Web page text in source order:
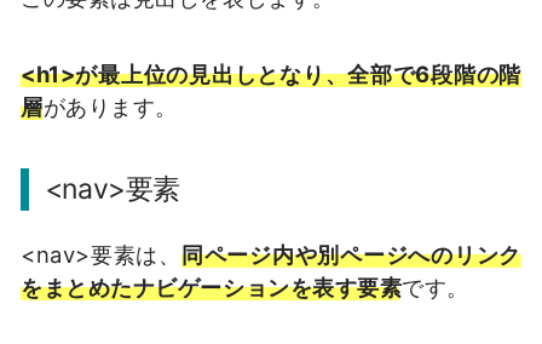
<h1>が最上位の見出しとなり、全部で6段階の階
層があります。
<nav>要素
<nav>要素は、 同ページ内や別ページへのリンク
をまとめたナビゲーションを表す要素です。